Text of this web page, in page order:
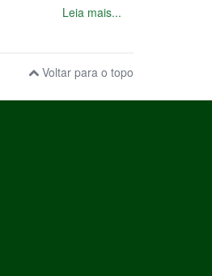
Leia mais...
Voltar para o topo